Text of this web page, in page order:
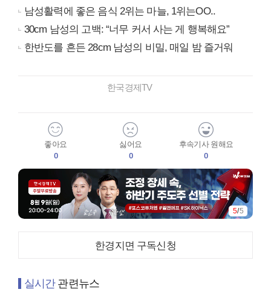
남성활력에 좋은 음식 2위는 마늘, 1위는OO..
30cm 남성의 고백: “너무 커서 사는 게 행복해요”
한반도를 흔든 28cm 남성의 비밀, 매일 밤 즐거워
한국경제TV
좋아요
0
싫어요
0
후속기사 원해요
0
5/5
한경지면 구독신청
실시간관련뉴스